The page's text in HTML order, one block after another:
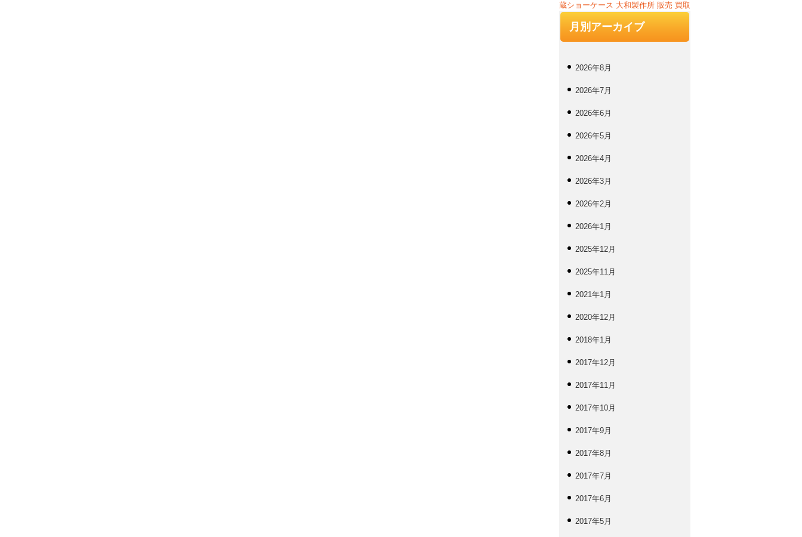
蔵ショーケース 大和製作所 販売 買取
月別アーカイブ
2026年8月
2026年7月
2026年6月
2026年5月
2026年4月
2026年3月
2026年2月
2026年1月
2025年12月
2025年11月
2021年1月
2020年12月
2018年1月
2017年12月
2017年11月
2017年10月
2017年9月
2017年8月
2017年7月
2017年6月
2017年5月